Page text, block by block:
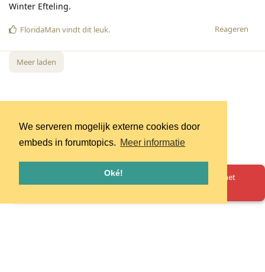
We serveren mogelijk externe cookies door
embeds in forumtopics. Meer informatie
Oké!
Winter Efteling.
Reageren
FloridaMan vindt dit leuk.
Meer laden
Oeps! Er is iets misgegaan. Herlaad de pagina en probeer het
opnieuw.